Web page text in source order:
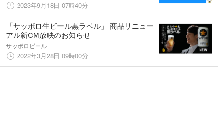
2023年9月18日 07時40分
「サッポロ生ビール黒ラベル」 商品リニュー
アル新CM放映のお知らせ
サッポロビール
2022年3月28日 09時00分